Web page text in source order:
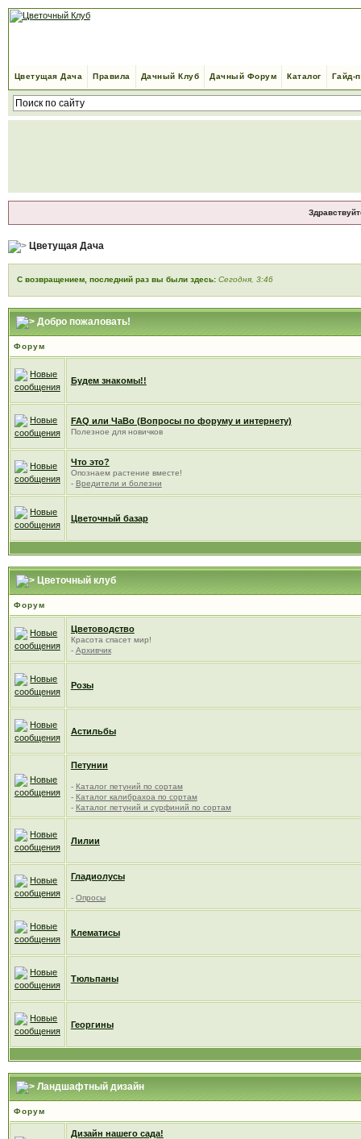
Цветущая Дача Правила Дачный Клуб Дачный Форум Каталог Гайд-
Цветущая Дача
С возвращением, последний раз вы были здесь: Сегодня, 3:46
Добро пожаловать!
Форум
Будем знакомы!!
FAQ или ЧаВо (Вопросы по форуму и интернету)
Полезное для новичков
Что это?
Опознаем растение вместе!
- Вредители и болезни
Цветочный базар
Цветочный клуб
Форум
Цветоводство
Красота спасет мир!
- Архивчик
Розы
Астильбы
Петунии
- Каталог петуний по сортам
- Каталог калибрахоа по сортам
- Каталог петуний и сурфиний по сортам
Лилии
Гладиолусы
- Опросы
Клематисы
Тюльпаны
Георгины
Ландшафтный дизайн
Форум
Дизайн нашего сада!